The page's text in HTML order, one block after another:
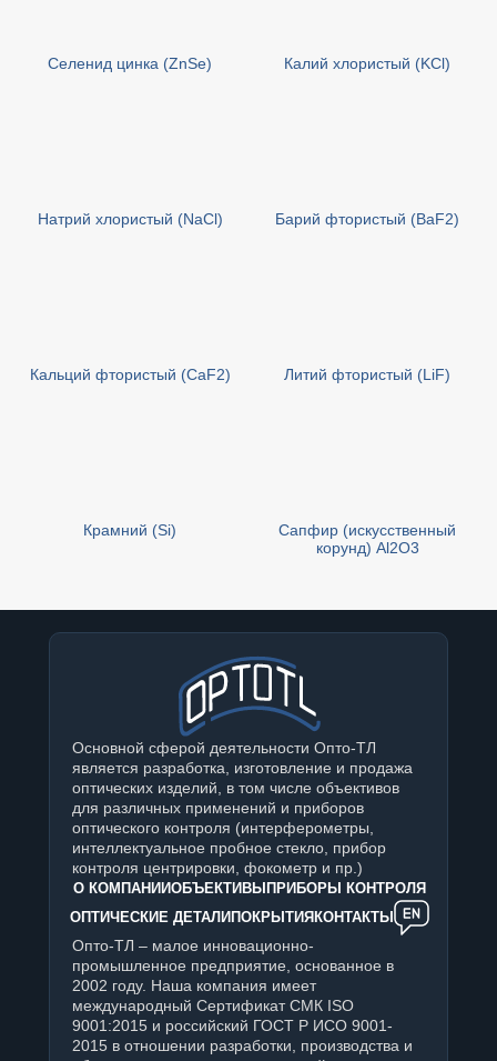
Селенид цинка (ZnSe) Калий хлористый (KCl)
Натрий хлористый (NaCl) Барий фтористый (BaF2)
Кальций фтористый (CaF2) Литий фтористый (LiF)
Крамний (Si)
Сапфир (искусственный
корунд) Al2O3
Основной сферой деятельности Опто-ТЛ
является разработка, изготовление и продажа
оптических изделий, в том числе объективов
для различных применений и приборов
оптического контроля (интерферометры,
интеллектуальное пробное стекло, прибор
контроля центрировки, фокометр и пр.)
О КОМПАНИИОБЪЕКТИВЫ ПРИБОРЫ КОНТРОЛЯ
ОПТИЧЕСКИЕ ДЕТАЛИ ПОКРЫТИЯ КОНТАКТЫ
Опто-ТЛ – малое инновационно-
промышленное предприятие, основанное в
2002 году. Наша компания имеет
международный Сертификат СМК ISO
9001:2015 и российский ГОСТ Р ИСО 9001-
2015 в отношении разработки, производства и